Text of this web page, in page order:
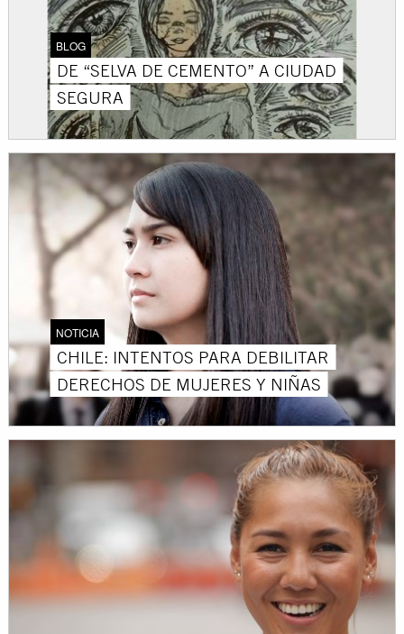
BLOG
DE “SELVA DE CEMENTO” A CIUDAD
SEGURA
NOTICIA
CHILE: INTENTOS PARA DEBILITAR
DERECHOS DE MUJERES Y NIÑAS